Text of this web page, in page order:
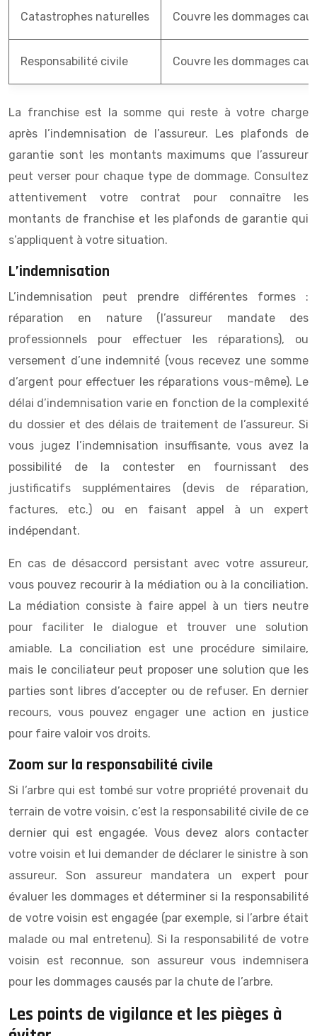
Catastrophes naturelles Couvre les dommages
Responsabilité civile Couvre les dommages
La franchise est la somme qui reste à votre charge
après l’indemnisation de l’assureur. Les plafonds de
garantie sont les montants maximums que l’assureur
peut verser pour chaque type de dommage. Consultez
attentivement votre contrat pour connaître les
montants de franchise et les plafonds de garantie qui
s’appliquent à votre situation.
L’indemnisation
L’indemnisation peut prendre différentes formes :
réparation en nature (l’assureur mandate des
professionnels pour effectuer les réparations), ou
versement d’une indemnité (vous recevez une somme
d’argent pour effectuer les réparations vous-même). Le
délai d’indemnisation varie en fonction de la complexité
du dossier et des délais de traitement de l’assureur. Si
vous jugez l’indemnisation insuffisante, vous avez la
possibilité de la contester en fournissant des
justificatifs supplémentaires (devis de réparation,
factures, etc.) ou en faisant appel à un expert
indépendant.
En cas de désaccord persistant avec votre assureur,
vous pouvez recourir à la médiation ou à la conciliation.
La médiation consiste à faire appel à un tiers neutre
pour faciliter le dialogue et trouver une solution
amiable. La conciliation est une procédure similaire,
mais le conciliateur peut proposer une solution que les
parties sont libres d’accepter ou de refuser. En dernier
recours, vous pouvez engager une action en justice
pour faire valoir vos droits.
Zoom sur la responsabilité civile
Si l’arbre qui est tombé sur votre propriété provenait du
terrain de votre voisin, c’est la responsabilité civile de ce
dernier qui est engagée. Vous devez alors contacter
votre voisin et lui demander de déclarer le sinistre à son
assureur. Son assureur mandatera un expert pour
évaluer les dommages et déterminer si la responsabilité
de votre voisin est engagée (par exemple, si l’arbre était
malade ou mal entretenu). Si la responsabilité de votre
voisin est reconnue, son assureur vous indemnisera
pour les dommages causés par la chute de l’arbre.
Les points de vigilance et les pièges à